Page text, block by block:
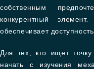
собственным
конкурентный
обеспечивает
Для тех, кто ищет
начать с изучения